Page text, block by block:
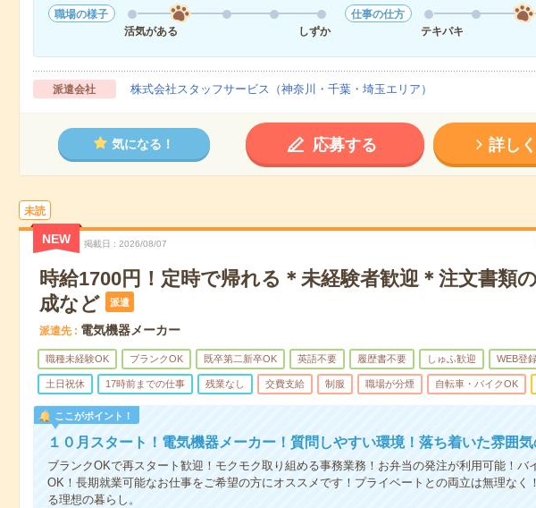
職場の様子
活気がある
しずか
仕事の仕方
テキパキ
派遣会社 株式会社スタッフサービス（神奈川・千葉・埼玉エリア）
気になる！ 応募する 詳し
未読
NEW 掲載日 2026/08/07
時給1700円！定時で帰れる＊未経験者歓迎＊注文書類
成など
派遣
派遣先 電気機器メーカー
職種未経験OK ブランクOK 既卒第二新卒OK 英語不要 履歴書不要 しゅふ歓迎 WEB登
土日祝休 17時前までの仕事 残業なし 交費支給 制服 職場が分煙 自転車・バイクOK
ここがポイント！
１０月スタート！電気機器メーカー！質問しやすい環境！落ち着いた雰囲気
ブランクOKで再スタート歓迎！モクモク取り組める事務業務！お弁当の発注が利用可能！バ
OK！長期就業可能なお仕事をご希望の方にオススメです！プライベートとの両立は無理なく
る理想の暮らし。